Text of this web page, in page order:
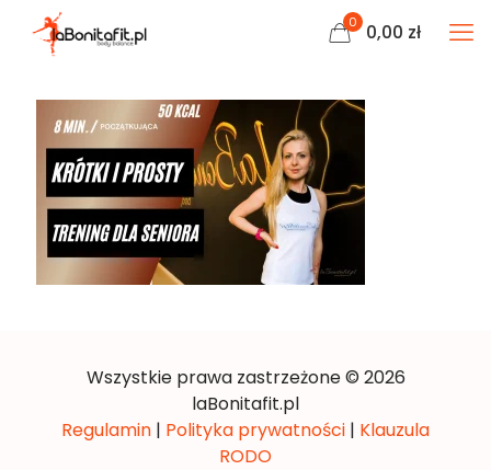
0 0,00 zł
Wszystkie prawa zastrzeżone © 2026
laBonitafit.pl
Regulamin | Polityka prywatności | Klauzula
RODO